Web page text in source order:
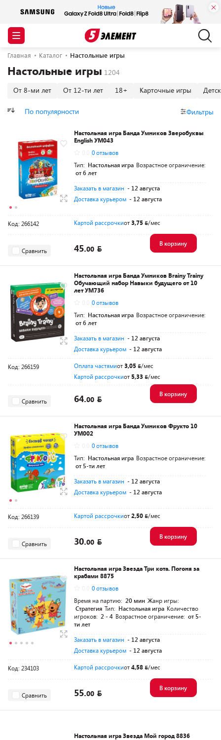
Главная Каталог Настольные игры
Настольные игры
От 8-ми лет От 12-ти лет 18+ Карточные игры
По популярности Фильтры
Настольная игра Банда Умников Зверобуквы
English УМ043
0 отзывов
Тип: Настольная игра Возрастное ограничение:
от 6 лет
Заказать в магазин - 12 августа
Доставка курьером - 12 августа
Код: 266142 Картой рассрочкиот3,75 /мес
Сравнить 45.00
В корзину
Настольная игра Банда Умников Brainy Trainy
Обучающий набор Навыки будущего от 10
лет УМ736
0 отзывов
Тип: Настольная игра Возрастное ограничение:
от 6 лет
Заказать в магазин - 12 августа
Доставка курьером - 12 августа
Код: 266159 Оплата частямиот3,05
/мес
Картой рассрочкиот 5,33 /мес
Сравнить 64.00
В корзину
Настольная игра Банда Умников Фрукто 10
УМ002
0 отзывов
Тип: Настольная игра Возрастное ограничение:
от 5-ти лет
Заказать в магазин - 12 августа
Доставка курьером - 12 августа
Код: 266139 Картой рассрочкиот2,50 /мес
Сравнить 30.00
В корзину
Настольная игра Звезда Три кота. Погоня за
крабами 8875
0 отзывов
Время на партию: 20 мин Жанр игры:
Стратегия Тип: Настольная игра Количество
игроков: 2 - 4 Возрастное ограничение: от 5-
ти лет
Заказать в магазин - 12 августа
Доставка курьером - 12 августа
Код: 234103 Картой рассрочкиот4,58 /мес
Сравнить 55.00
В корзину
Настольная игра Звезда Мой город 8836